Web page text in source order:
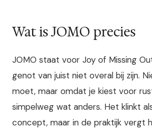
Wat is JOMO precies
JOMO staat voor Joy of Missing
genot van juist niet overal bij zijn.
moet, maar omdat je kiest voor
simpelweg wat anders. Het klinkt
concept, maar in de praktijk vergt